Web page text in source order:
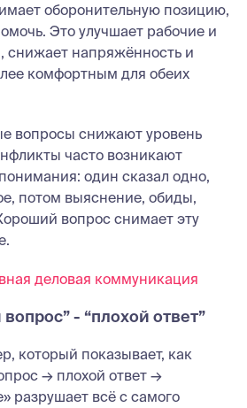
оборонительную позицию,
Это улучшает рабочие и
снижает напряжённость и
комфортным для обеих
вопросы снижают уровень
часто возникают
один сказал одно,
потом выяснение, обиды,
вопрос снимает эту
деловая коммуникация
- “плохой ответ”
который показывает, как
→ плохой ответ →
разрушает всё с самого